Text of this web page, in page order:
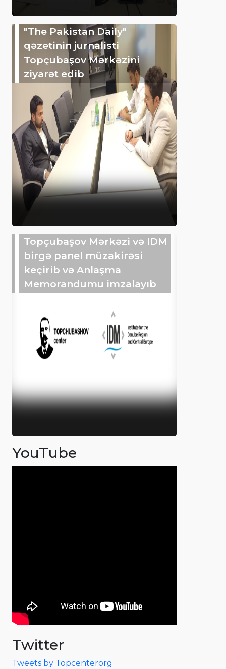
"The Pakistan Daily"
qəzetinin jurnalisti
Topçubaşov Mərkəzini
ziyarət edib
Topçubaşov Mərkəzi və IDM
birgə panel müzakirəsi
keçirib və Anlaşma
Memorandumu imzalayıb
YouTube
Twitter
Tweets by Topcenterorg